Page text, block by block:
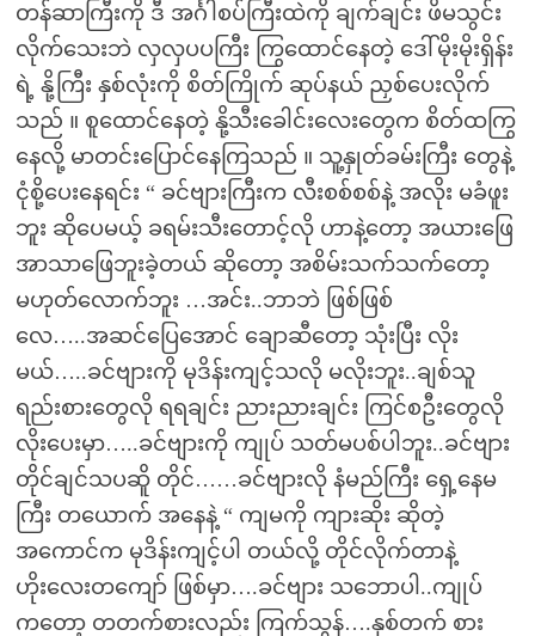
တန်ဆာကြီးကို ဒီ အင်္ဂါစပ်ကြီးထဲကို ချက်ချင်း ဖိမသွင်း
လိုက်သေးဘဲ လှလှပပကြီး ကြွထောင်နေတဲ့ ဒေါ်မိုးမိုးရှိန်း
ရဲ့ နို့ကြီး နှစ်လုံးကို စိတ်ကြိုက် ဆုပ်နယ် ညှစ်ပေးလိုက်
သည် ။ စူထောင်နေတဲ့ နို့သီးခေါင်းလေးတွေက စိတ်ထကြွ
နေလို့ မာတင်းပြောင်နေကြသည် ။ သူ့နှုတ်ခမ်းကြီး တွေနဲ့
ငုံစို့ပေးနေရင်း “ ခင်ဗျားကြီးက လီးစစ်စစ်နဲ့ အလိုး မခံဖူး
ဘူး ဆိုပေမယ့် ခရမ်းသီးတောင့်လို ဟာနဲ့တော့ အယားဖြေ
အာသာဖြေဘူးခဲ့တယ် ဆိုတော့ အစိမ်းသက်သက်တော့
မဟုတ်လောက်ဘူး …အင်း..ဘာဘဲ ဖြစ်ဖြစ်
လေ…..အဆင်ပြေအောင် ချောဆီတော့ သုံးပြီး လိုး
မယ်…..ခင်ဗျားကို မုဒိန်းကျင့်သလို မလိုးဘူး..ချစ်သူ
ရည်းစားတွေလို ရရချင်း ညားညားချင်း ကြင်စဦးတွေလို
လိုးပေးမှာ…..ခင်ဗျားကို ကျုပ် သတ်မပစ်ပါဘူး..ခင်ဗျား
တိုင်ချင်သပဆိူ တိုင်……ခင်ဗျားလို နံမည်ကြီး ရှေ့နေမ
ကြီး တယောက် အနေနဲ့ “ ကျမကို ကျားဆိုး ဆိုတဲ့
အကောင်က မုဒိန်းကျင့်ပါ တယ်လို့ တိုင်လိုက်တာနဲ့
ဟိုးလေးတကျော် ဖြစ်မှာ….ခင်ဗျား သဘောပါ..ကျုပ်
ကတော့ တတက်စားလည်း ကြက်သွန်….နှစ်တက် စား